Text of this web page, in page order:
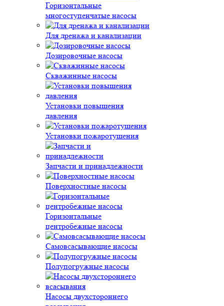
Горизонтальные
многоступенчатые насосы
Для дренажа и канализации
Дозировочные насосы
Скважинные насосы
Установки повышения
давления
Установки пожаротушения
Запчасти и принадлежности
Поверхностные насосы
Горизонтальные
центробежные насосы
Самовсасывающие насосы
Полупогружные насосы
Насосы двухстороннего